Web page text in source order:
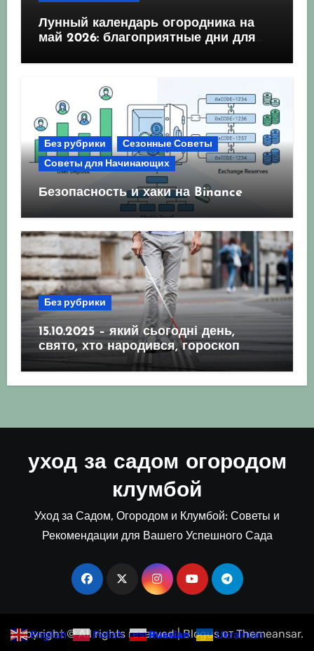
Лунный календарь огородника на
май 2026: благоприятные дни для
Без рубрики
Сезонные Советы
Советы для Начинающих
Безопасность и хаки на Binance
Без рубрики
15.10.2025 – який сьогодні день,
свято, хто народився, гороскоп
уход за садом огородом
клумбой
Уход за Садом, Огородом и Клумбой: Советы и
Рекомендации для Вашего Успешного Сада
Copyright © All rights reserved |BlogusотThemeansar.
English Polish Russian Ukrainian